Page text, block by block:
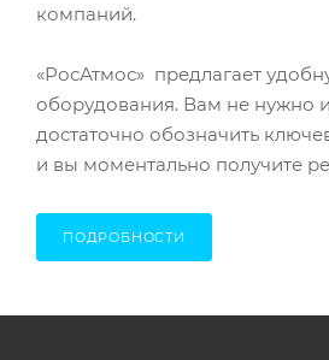
компаний.
«РосАтмос» предлагает
оборудования. Вам не нужно
достаточно обозначить
и вы моментально получите
ПОДРОБНОСТИ